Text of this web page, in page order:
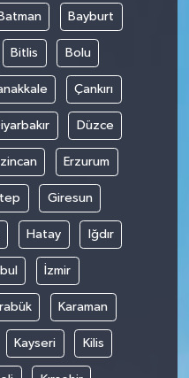
Batman Bayburt
Bitlis Bolu
Çankırı
Düzce
Erzurum
Giresun
Hatay Iğdır
İzmir
Karaman
Kayseri Kilis